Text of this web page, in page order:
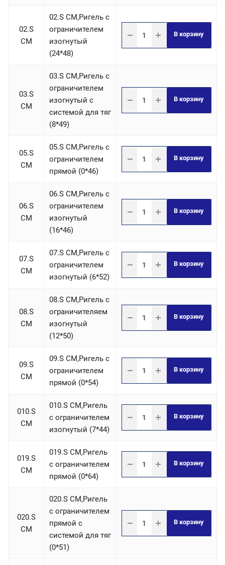
02.S
СM
02.S СM,Ригель c
ограничителем
изогнутый
(24*48)
В корзину
03.S
СM
03.S СM,Ригель c
ограничителем
изогнутый с
системой для тяг
(8*49)
В корзину
05.S
СM
05.S СM,Ригель c
ограничителем
прямой (0*46)
В корзину
06.S
СM
06.S СM,Ригель c
ограничителем
изогнутый
(16*46)
В корзину
07.S
СM
07.S СM,Ригель c
ограничителем
изогнутый (6*52)
В корзину
08.S
СM
08.S СM,Ригель c
ограничителяем
изогнутый
(12*50)
В корзину
09.S
СM
09.S СM,Ригель c
ограничителем
прямой (0*54)
В корзину
010.S
СM
010.S СM,Ригель
c ограничителем
изогнутый (7*44)
В корзину
019.S
СM
019.S СM,Ригель
c ограничителем
прямой (0*64)
В корзину
020.S
СM
020.S СM,Ригель
c ограничителем
прямой с
системой для тяг
(0*51)
В корзину